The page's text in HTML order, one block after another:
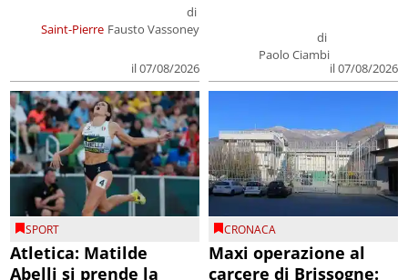
Saint-Pierre
di
Fausto Vassoney
il 07/08/2026
di
Paolo Ciambi
il 07/08/2026
SPORT
Atletica: Matilde
Abelli si prende la
CRONACA
Maxi operazione al
carcere di Brissogne: